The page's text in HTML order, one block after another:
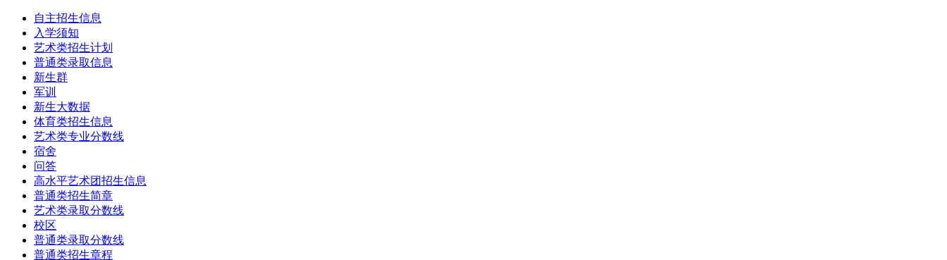
自主招生信息
入学须知
艺术类招生计划
普通类录取信息
新生群
军训
新生大数据
体育类招生信息
艺术类专业分数线
宿舍
问答
高水平艺术团招生信息
普通类招生简章
艺术类录取分数线
校区
普通类录取分数线
普通类招生章程